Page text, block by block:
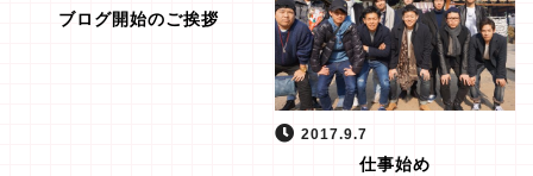
ブログ開始のご挨拶
2017.9.7
仕事始め